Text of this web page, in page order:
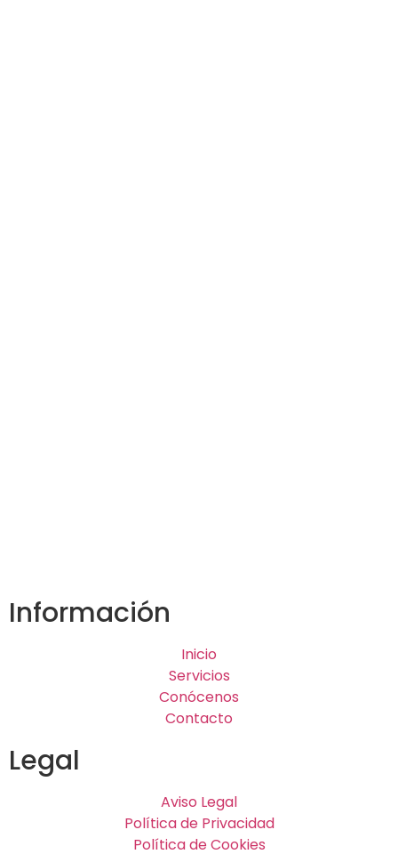
Información
Inicio
Servicios
Conócenos
Contacto
Legal
Aviso Legal
Política de Privacidad
Política de Cookies